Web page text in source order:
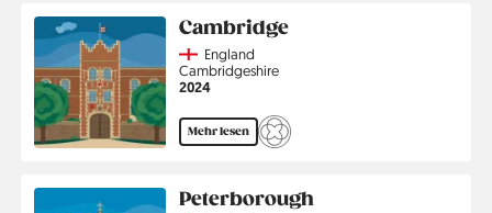
Cambridge
CountryEngland
Region
Cambridgeshire
Jahr
2024
Mehr lesen
Peterborough